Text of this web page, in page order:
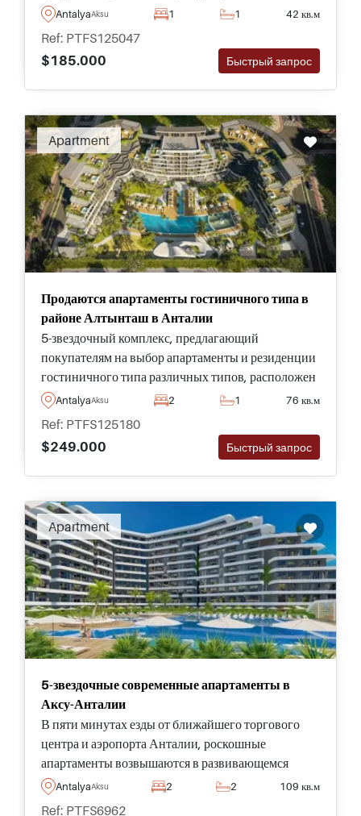
типа в районе Алтынташ в Анталии, всего в
AntalyaAksu 1 1 42 кв.м
Ref: PTFS125047
$185.000
Быстрый запрос
Apartment
Продаются апартаменты гостиничного типа в
районе Алтынташ в Анталии
5-звездочный комплекс, предлагающий
покупателям на выбор апартаменты и резиденции
гостиничного типа различных типов, расположен
в жилом районе Алтынташ в Анталии, всего в
AntalyaAksu 2 1 76 кв.м
Ref: PTFS125180
$249.000
Быстрый запрос
Apartment
5-звездочные современные апартаменты в
Аксу-Анталии
В пяти минутах езды от ближайшего торгового
центра и аэропорта Анталии, роскошные
апартаменты возвышаются в развивающемся
районе Аксу, являются частью 5-звездочного
AntalyaAksu 2 2 109 кв.м
Ref: PTFS6962